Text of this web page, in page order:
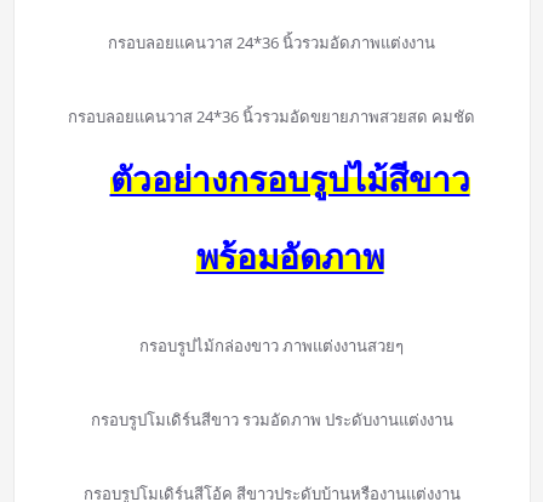
กรอบลอยแคนวาส 24*36 นิ้วรวมอัดภาพแต่งงาน
กรอบลอยแคนวาส 24*36 นิ้วรวมอัดขยายภาพสวยสด คมชัด
ตัวอย่างกรอบรูปไม้สีขาว
พร้อมอัดภาพ
กรอบรูปไม้กล่องขาว ภาพแต่งงานสวยๆ
กรอบรูปโมเดิร์นสีขาว รวมอัดภาพ ประดับงานแต่งงาน
กรอบรูปโมเดิร์นสีโอ้ค สีขาวประดับบ้านหรืองานแต่งงาน